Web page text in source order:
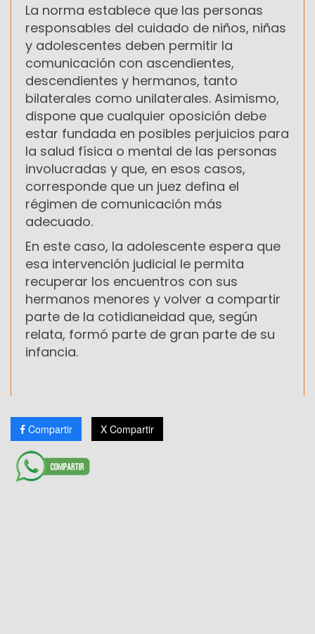
La norma establece que las personas
responsables del cuidado de niños, niñas
y adolescentes deben permitir la
comunicación con ascendientes,
descendientes y hermanos, tanto
bilaterales como unilaterales. Asimismo,
dispone que cualquier oposición debe
estar fundada en posibles perjuicios para
la salud física o mental de las personas
involucradas y que, en esos casos,
corresponde que un juez defina el
régimen de comunicación más
adecuado.
En este caso, la adolescente espera que
esa intervención judicial le permita
recuperar los encuentros con sus
hermanos menores y volver a compartir
parte de la cotidianeidad que, según
relata, formó parte de gran parte de su
infancia.
Compartir X Compartir